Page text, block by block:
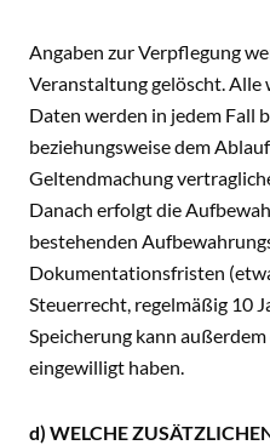
Angaben zur Verpflegung
Veranstaltung gelöscht. Alle
Daten werden in jedem Fall
beziehungsweise dem
Geltendmachung
Danach erfolgt die
bestehenden
Dokumentationsfristen
Steuerrecht, regelmäßig 10
Speicherung kann
eingewilligt haben.
d) WELCHE